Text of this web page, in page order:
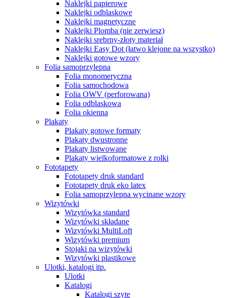
Naklejki papierowe
Naklejki odblaskowe
Naklejki magnetyczne
Naklejki Plomba (nie zerwiesz)
Naklejki srebrny-złoty materiał
Naklejki Easy Dot (łatwo klejone na wszystko)
Naklejki gotowe wzory
Folia samoprzylepna
Folia monomeryczna
Folia samochodowa
Folia OWV (perforowana)
Folia odblaskowa
Folia okienna
Plakaty
Plakaty gotowe formaty
Plakaty dwustronne
Plakaty listwowane
Plakaty wielkoformatowe z rolki
Fototapety
Fototapety druk standard
Fototapety druk eko latex
Folia samoprzylepna wycinane wzory
Wizytówki
Wizytówka standard
Wizytówki składane
Wizytówki MultiLoft
Wizytówki premium
Stojaki na wizytówki
Wizytówki plastikowe
Ulotki, katalogi itp.
Ulotki
Katalogi
Katalogi szyte